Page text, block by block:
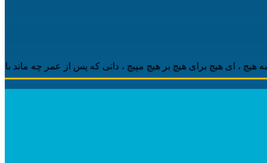
، ‌ای هیچ برای هیچ بر هیچ مپیچ ، دانی که پس از عمر چه ماند باقی